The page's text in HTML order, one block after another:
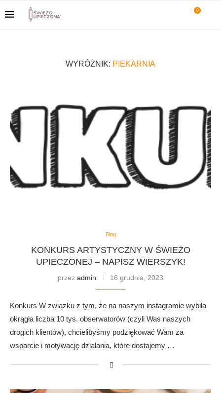
0
WYRÓŻNIK: PIEKARNIA
Blog
KONKURS ARTYSTYCZNY W ŚWIEŻO
UPIECZONEJ – NAPISZ WIERSZYK!
przez admin 16 grudnia, 2023
Konkurs W związku z tym, że na naszym instagramie wybiła
okrągła liczba 10 tys. obserwatorów (czyli Was naszych
drogich klientów), chcielibyśmy podziękować Wam za
wsparcie i motywację działania, które dostajemy …